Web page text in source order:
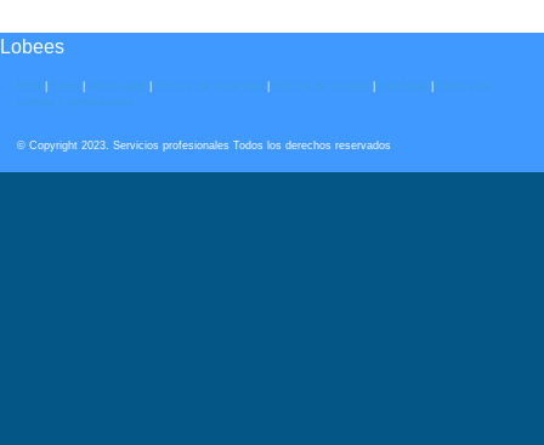
Lobees
KPIs Team Aviso Legal Política de privacidad Política de cookies Date baja
Política de
compra y devoluciones
© Copyright 2023. Servicios profesionales Todos los derechos reservados